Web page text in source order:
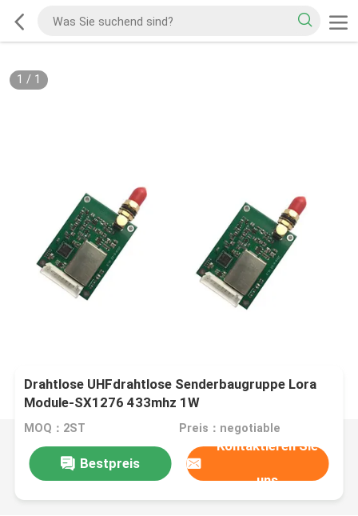
1 / 1
Drahtlose UHFdrahtlose Senderbaugruppe Lora
Module-SX1276 433mhz 1W
MOQ：2ST Preis：negotiable
Bestpreis
Kontaktieren Sie
uns